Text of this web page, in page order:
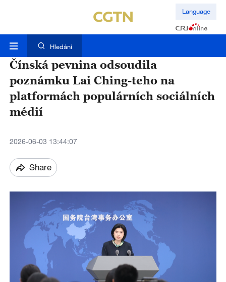
Language
Hledání
Čínská pevnina odsoudila
poznámku Lai Ching-teho na
platformách populárních sociálních
médií
2026-06-03 13:44:07
Share